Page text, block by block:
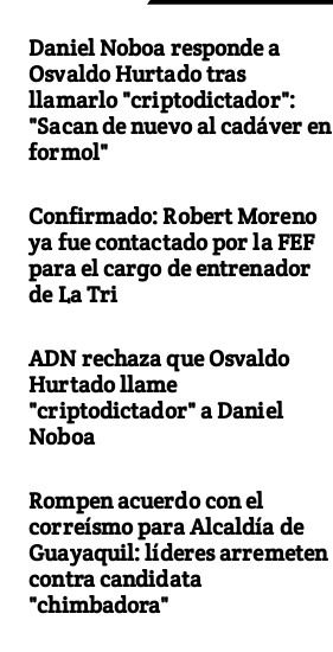
Daniel Noboa responde a
Osvaldo Hurtado tras
llamarlo "criptodictador":
"Sacan de nuevo al cadáver en
formol"
Confirmado: Robert Moreno
ya fue contactado por la FEF
para el cargo de entrenador
de La Tri
ADN rechaza que Osvaldo
Hurtado llame
"criptodictador" a Daniel
Noboa
Rompen acuerdo con el
correísmo para Alcaldía de
Guayaquil: líderes arremeten
contra candidata
"chimbadora"